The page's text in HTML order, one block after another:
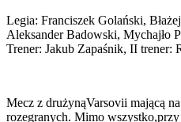
Legia: Franciszek Golański,
Aleksander Badowski, Mychajło
Trener: Jakub Zapaśnik, II
Mecz z drużynąVarsovii mającą
rozegranych. Mimo wszystko,przy